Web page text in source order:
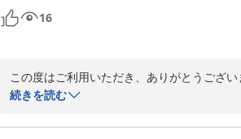
うございました。
子どもたちも是非もう一度泊まりたいと言って
16
この度はご利用いただき、ありがとうござい
心配しておりましたが、無事ご帰宅されたと
滞在中、体調を崩されたことは残念でした
続きを読む